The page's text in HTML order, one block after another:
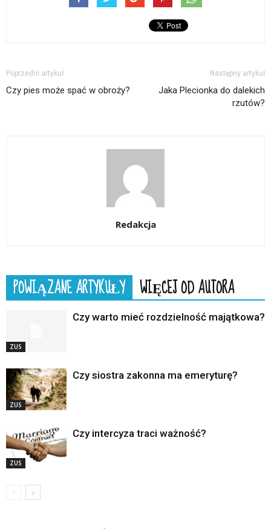
Poprzedni artykuł
Czy pies może spać w obroży?
Następny artykuł
Jaka Plecionka do dalekich
rzutów?
Redakcja
POWIĄZANE ARTYKUŁY WIĘCEJ OD AUTORA
ZUS
Czy warto mieć rozdzielność majątkowa?
ZUS
Czy siostra zakonna ma emeryturę?
ZUS
Czy intercyza traci ważność?